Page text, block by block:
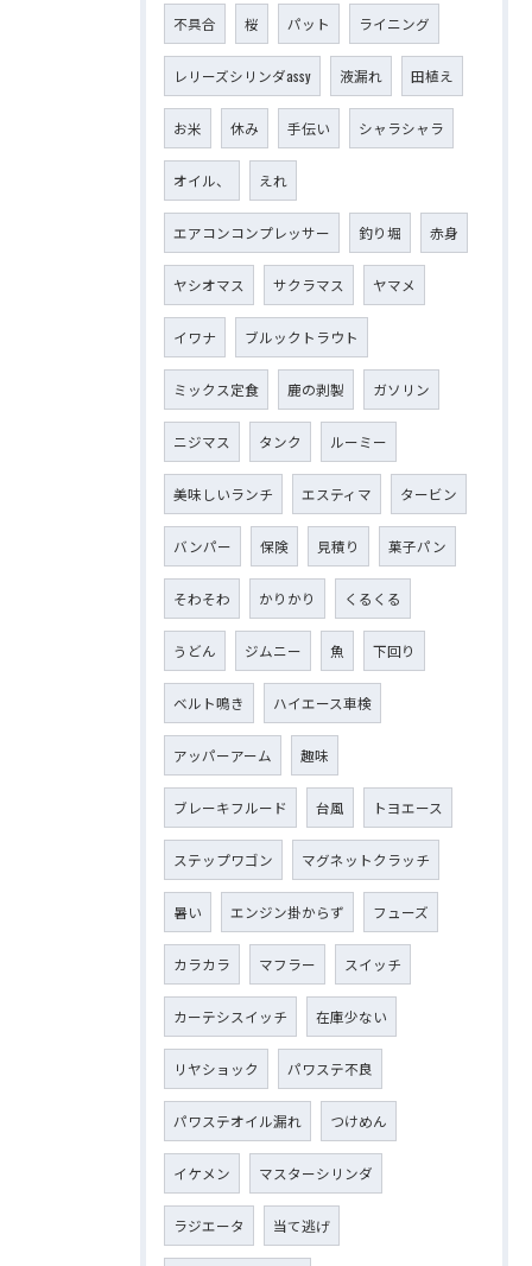
不具合 桜 パット ライニング
レリーズシリンダassy 液漏れ 田植え
お米 休み 手伝い シャラシャラ
オイル、 えれ
エアコンコンプレッサー 釣り堀 赤身
ヤシオマス サクラマス ヤマメ
イワナ ブルックトラウト
ミックス定食 鹿の剥製 ガソリン
ニジマス タンク ルーミー
美味しいランチ エスティマ タービン
バンパー 保険 見積り 菓子パン
そわそわ かりかり くるくる
うどん ジムニー 魚 下回り
ベルト鳴き ハイエース車検
アッパーアーム 趣味
ブレーキフルード 台風 トヨエース
ステップワゴン マグネットクラッチ
暑い エンジン掛からず フューズ
カラカラ マフラー スイッチ
カーテシスイッチ 在庫少ない
リヤショック パワステ不良
パワステオイル漏れ つけめん
イケメン マスターシリンダ
ラジエータ 当て逃げ